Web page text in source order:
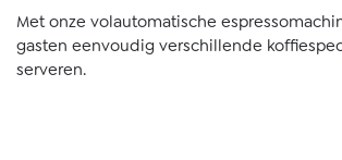
Met onze volautomatische
gasten eenvoudig verschillende
serveren.